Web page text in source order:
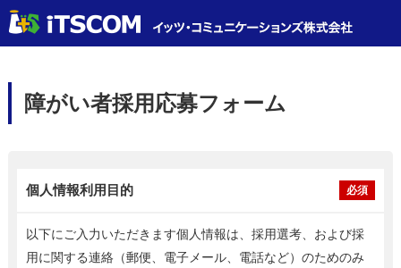
障がい者採用応募フォーム
個人情報利用目的 必須
以下にご入力いただきます個人情報は、採用選考、および採
用に関する連絡（郵便、電子メール、電話など）のためのみ